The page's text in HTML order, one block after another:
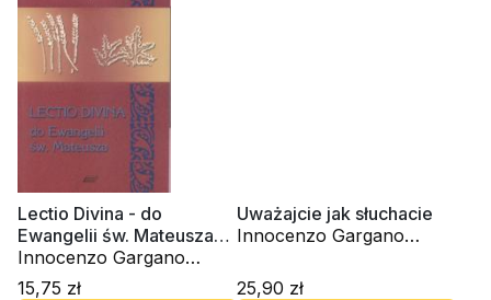
Lectio Divina - do
Ewangelii św. Mateusza
(1) (tom 2)
Innocenzo Gargano
OSBCam.
15,75 zł
Uważajcie jak słuchacie
Innocenzo Gargano
25,90 zł